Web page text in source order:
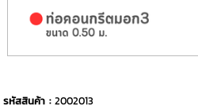
รหัสสินค้า :2002013